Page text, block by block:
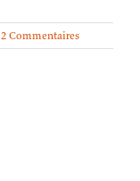
2 Commentaires